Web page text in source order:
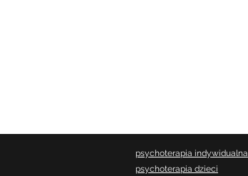
psychoterapia indywidualna
psychoterapia dzieci